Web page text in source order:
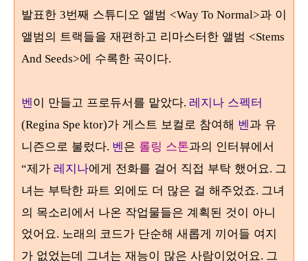
발표한 3번째 스튜디오 앨범 <Way To Normal>과 이
앨범의 트랙들을 재편하고 리마스터한 앨범 <Stems
And Seeds>에 수록한 곡이다.
벤이 만들고 프로듀서를 맡았다. 레지나 스펙터
(Regina Spe ktor)가 게스트 보컬로 참여해 벤과 유
니즌으로 불렀다. 벤은 롤링 스톤과의 인터뷰에서
“제가 레지나에게 전화를 걸어 직접 부탁 했어요. 그
녀는 부탁한 파트 외에도 더 많은 걸 해주었죠. 그녀
의 목소리에서 나온 작업물들은 계획된 것이 아니
었어요. 노래의 코드가 단순해 새롭게 끼어들 여지
가 없었는데 그녀는 재능이 많은 사람이었어요. 그